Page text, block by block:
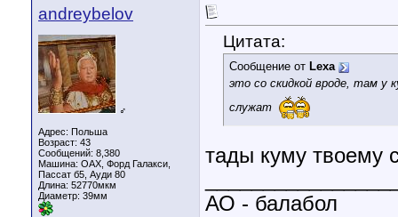
andreybelov
♂
Адрес: Польша
Возраст: 43
Сообщений: 8,380
Машина: ОАХ, Форд Галакси,
Пассат б5, Ауди 80
Длина: 52770мкм
Диаметр: 39мм
Цитата:
Сообщение от Lexa
это со скидкой вроде, там у
служат
тады куму твоему
АО - балабол